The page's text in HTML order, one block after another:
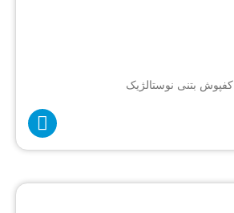
کفپوش بتنی نوستالژیک